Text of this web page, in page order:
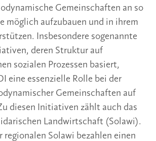
Gemeinschaften an so
möglich aufzubauen und in ihrem
Insbesondere sogenannte
deren Struktur auf
sozialen Prozessen basiert,
eine essenzielle Rolle bei der
Gemeinschaften auf
diesen Initiativen zählt auch das
Landwirtschaft (Solawi).
Solawi bezahlen einen